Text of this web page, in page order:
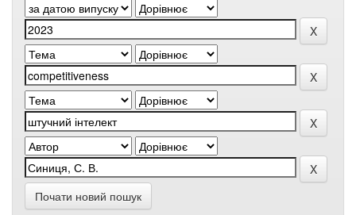
Почати новий пошук